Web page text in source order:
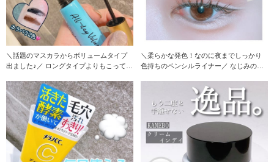
＼話題のマスカラからボリュームタイプ
出ました♪／ ロングタイプよりもこってり
＼柔らかな発色！なのに夜までしっかり
色持ちのペンシルライナー／ なじみのよ